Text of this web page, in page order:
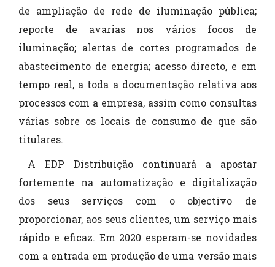
de ampliação de rede de iluminação pública;
reporte de avarias nos vários focos de
iluminação; alertas de cortes programados de
abastecimento de energia; acesso directo, e em
tempo real, a toda a documentação relativa aos
processos com a empresa, assim como consultas
várias sobre os locais de consumo de que são
titulares.
A EDP Distribuição continuará a apostar
fortemente na automatização e digitalização
dos seus serviços com o objectivo de
proporcionar, aos seus clientes, um serviço mais
rápido e eficaz. Em 2020 esperam-se novidades
com a entrada em produção de uma versão mais